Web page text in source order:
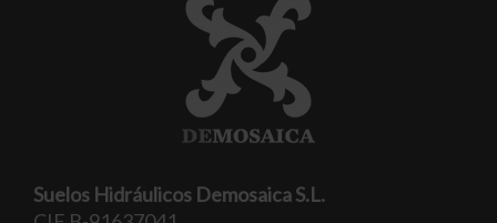
Suelos Hidráulicos Demosaica S.L.